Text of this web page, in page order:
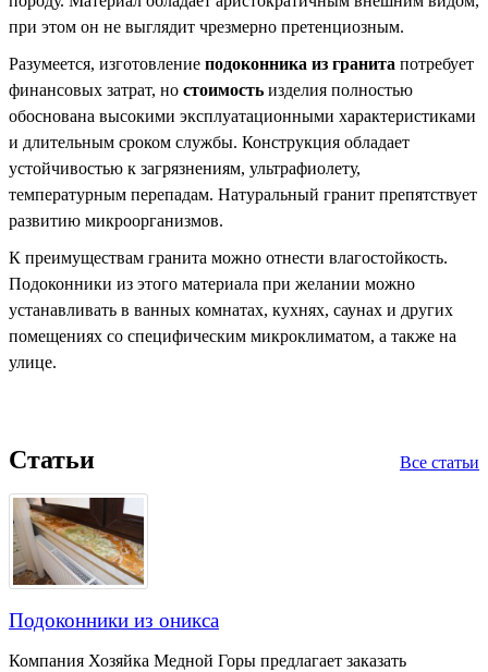
при этом он не выглядит чрезмерно претенциозным.
Разумеется, изготовление подоконника из гранита потребует
финансовых затрат, но стоимость изделия полностью
обоснована высокими эксплуатационными характеристиками
и длительным сроком службы. Конструкция обладает
устойчивостью к загрязнениям, ультрафиолету,
температурным перепадам. Натуральный гранит препятствует
развитию микроорганизмов.
К преимуществам гранита можно отнести влагостойкость.
Подоконники из этого материала при желании можно
устанавливать в ванных комнатах, кухнях, саунах и других
помещениях со специфическим микроклиматом, а также на
улице.
Статьи Все статьи
Подоконники из оникса
Компания Хозяйка Медной Горы предлагает заказать